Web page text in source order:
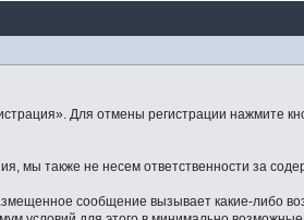
Для отмены регистрации нажмите
мы также не несем ответственности за
сообщение вызывает какие-либо